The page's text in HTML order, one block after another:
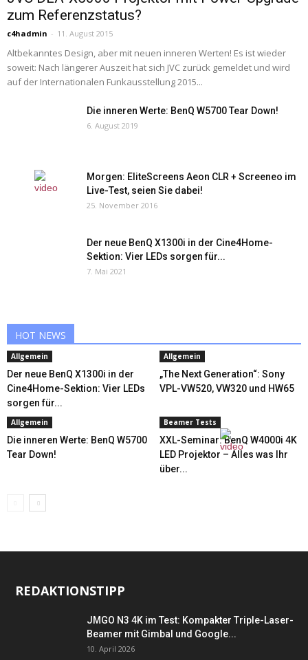
zum Referenzstatus?
c4hadmin - 11. August 2015
Altbekanntes Design, aber mit neuen inneren Werten! Es ist wieder
soweit: Nach längerer Auszeit hat sich JVC zurück gemeldet und wird
auf der Internationalen Funkausstellung 2015...
Die inneren Werte: BenQ W5700 Tear Down!
6. August 2019
Morgen: EliteScreens Aeon CLR + Screeneo im
Live-Test, seien Sie dabei!
25. November 2016
Der neue BenQ X1300i in der Cine4Home-
Sektion: Vier LEDs sorgen für...
7. Mai 2021
HOT NEWS
Allgemein
Der neue BenQ X1300i in der
Cine4Home-Sektion: Vier LEDs
sorgen für...
Allgemein
„The Next Generation“: Sony
VPL-VW520, VW320 und HW65
Allgemein
Die inneren Werte: BenQ W5700
Tear Down!
Beamer Tests
XXL-Seminar: BenQ W4000i 4K
LED Projektor – Alles was Ihr
über...
REDAKTIONSTIPP
JMGO N3 4K im Test: Kompakter Triple-Laser-
Beamer mit Gimbal und Google...
10. April 2026